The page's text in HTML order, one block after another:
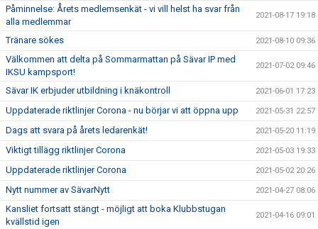
Påminnelse: Årets medlemsenkät - vi vill helst ha svar från
alla medlemmar
2021-08-17 19:18
Tränare sökes 2021-08-10 09:36
Välkommen att delta på Sommarmattan på Sävar IP med
IKSU kampsport!
2021-07-02 09:46
Sävar IK erbjuder utbildning i knäkontroll 2021-06-01 17:23
Uppdaterade riktlinjer Corona - nu börjar vi att öppna upp 2021-05-31 22:57
Dags att svara på årets ledarenkät! 2021-05-20 11:19
Viktigt tillägg riktlinjer Corona 2021-05-03 19:33
Uppdaterade riktlinjer Corona 2021-05-02 20:26
Nytt nummer av SävarNytt 2021-04-27 08:06
Kansliet fortsatt stängt - möjligt att boka Klubbstugan
kvällstid igen
2021-04-16 09:01